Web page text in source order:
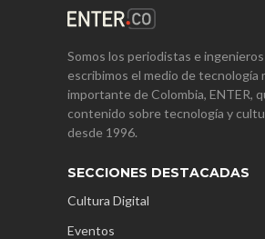
Somos los periodistas e
escribimos el medio de tecnología
importante de Colombia, ENTER,
contenido sobre tecnología y
desde 1996.
SECCIONES DESTACADAS
Cultura Digital
Eventos